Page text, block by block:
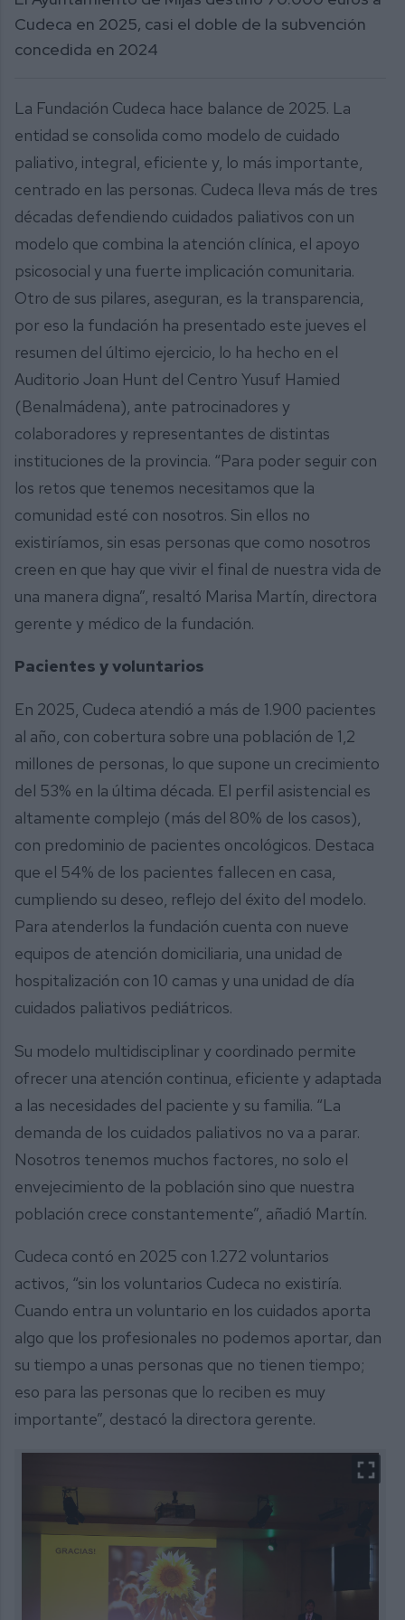
Cudeca en 2025, casi el doble de la subvención
concedida en 2024
La Fundación Cudeca hace balance de 2025. La
entidad se consolida como modelo de cuidado
paliativo, integral, eficiente y, lo más importante,
centrado en las personas. Cudeca lleva más de tres
décadas defendiendo cuidados paliativos con un
modelo que combina la atención clínica, el apoyo
psicosocial y una fuerte implicación comunitaria.
Otro de sus pilares, aseguran, es la transparencia,
por eso la fundación ha presentado este jueves el
resumen del último ejercicio, lo ha hecho en el
Auditorio Joan Hunt del Centro Yusuf Hamied
(Benalmádena), ante patrocinadores y
colaboradores y representantes de distintas
instituciones de la provincia. “Para poder seguir con
los retos que tenemos necesitamos que la
comunidad esté con nosotros. Sin ellos no
existiríamos, sin esas personas que como nosotros
creen en que hay que vivir el final de nuestra vida de
una manera digna”, resaltó Marisa Martín, directora
gerente y médico de la fundación.
Pacientes y voluntarios
En 2025, Cudeca atendió a más de 1.900 pacientes
al año, con cobertura sobre una población de 1,2
millones de personas, lo que supone un crecimiento
del 53% en la última década. El perfil asistencial es
altamente complejo (más del 80% de los casos),
con predominio de pacientes oncológicos. Destaca
que el 54% de los pacientes fallecen en casa,
cumpliendo su deseo, reflejo del éxito del modelo.
Para atenderlos la fundación cuenta con nueve
equipos de atención domiciliaria, una unidad de
hospitalización con 10 camas y una unidad de día
cuidados paliativos pediátricos.
Su modelo multidisciplinar y coordinado permite
ofrecer una atención continua, eficiente y adaptada
a las necesidades del paciente y su familia. “La
demanda de los cuidados paliativos no va a parar.
Nosotros tenemos muchos factores, no solo el
envejecimiento de la población sino que nuestra
población crece constantemente”, añadió Martín.
Cudeca contó en 2025 con 1.272 voluntarios
activos, “sin los voluntarios Cudeca no existiría.
Cuando entra un voluntario en los cuidados aporta
algo que los profesionales no podemos aportar, dan
su tiempo a unas personas que no tienen tiempo;
eso para las personas que lo reciben es muy
importante”, destacó la directora gerente.